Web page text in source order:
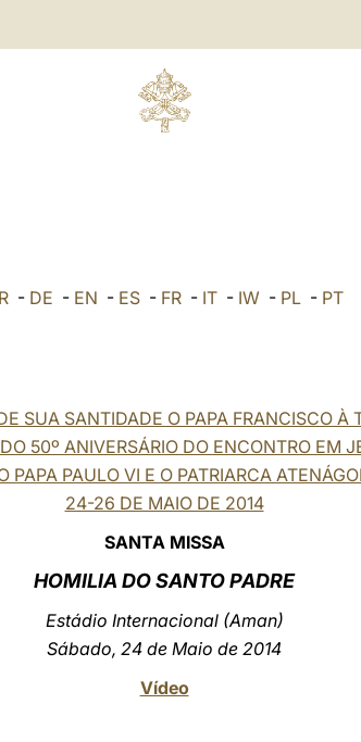
- DE - EN - ES- FR- IT- IW- PL- PT
SUA SANTIDADE O PAPA FRANCISCO À
50º ANIVERSÁRIO DO ENCONTRO EM
PAPA PAULO VI E O PATRIARCA
24-26 DE MAIO DE 2014
SANTA MISSA
HOMILIA DO SANTO PADRE
Estádio Internacional (Aman)
Sábado, 24 de Maio de 2014
Vídeo